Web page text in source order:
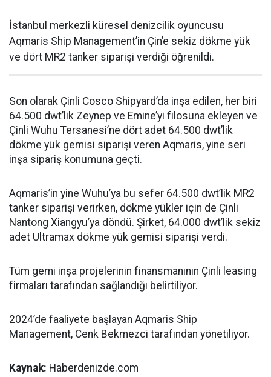
İstanbul merkezli küresel denizcilik oyuncusu
Aqmaris Ship Management’in Çin’e sekiz dökme yük
ve dört MR2 tanker siparişi verdiği öğrenildi.
Son olarak Çinli Cosco Shipyard’da inşa edilen, her biri
64.500 dwt’lik Zeynep ve Emine’yi filosuna ekleyen ve
Çinli Wuhu Tersanesi’ne dört adet 64.500 dwt’lik
dökme yük gemisi siparişi veren Aqmaris, yine seri
inşa sipariş konumuna geçti.
Aqmaris’in yine Wuhu’ya bu sefer 64.500 dwt’lik MR2
tanker siparişi verirken, dökme yükler için de Çinli
Nantong Xiangyu’ya döndü. Şirket, 64.000 dwt’lik sekiz
adet Ultramax dökme yük gemisi siparişi verdi.
Tüm gemi inşa projelerinin finansmanının Çinli leasing
firmaları tarafından sağlandığı belirtiliyor.
2024’de faaliyete başlayan Aqmaris Ship
Management, Cenk Bekmezci tarafından yönetiliyor.
Kaynak: Haberdenizde.com